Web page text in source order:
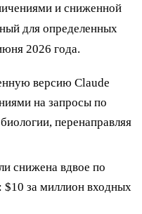
и сниженной
для определенных
2026 года.
версию Claude
на запросы по
перенаправляя
снижена вдвое по
за миллион входных